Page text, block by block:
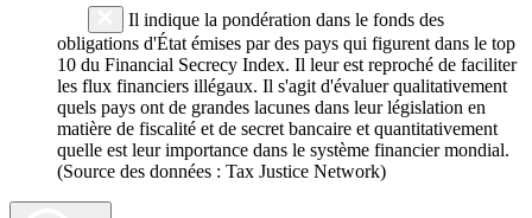
Il indique la pondération dans le fonds des
obligations d'État émises par des pays qui figurent dans le top
10 du Financial Secrecy Index. Il leur est reproché de faciliter
les flux financiers illégaux. Il s'agit d'évaluer qualitativement
quels pays ont de grandes lacunes dans leur législation en
matière de fiscalité et de secret bancaire et quantitativement
quelle est leur importance dans le système financier mondial.
(Source des données : Tax Justice Network)